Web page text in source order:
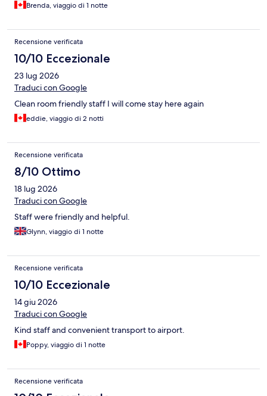
Brenda, viaggio di 1 notte
Recensione verificata
10/10 Eccezionale
23 lug 2026
Traduci con Google
Clean room friendly staff I will come stay here again
eddie, viaggio di 2 notti
Recensione verificata
8/10 Ottimo
18 lug 2026
Traduci con Google
Staff were friendly and helpful.
Glynn, viaggio di 1 notte
Recensione verificata
10/10 Eccezionale
14 giu 2026
Traduci con Google
Kind staff and convenient transport to airport.
Poppy, viaggio di 1 notte
Recensione verificata